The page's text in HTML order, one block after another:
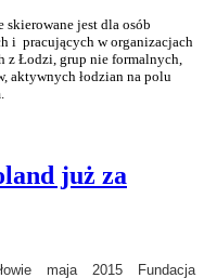
skierowane jest dla osób
i pracujących w organizacjach
z Łodzi, grup nie formalnych,
aktywnych łodzian na polu
już za
maja 2015 Fundacja